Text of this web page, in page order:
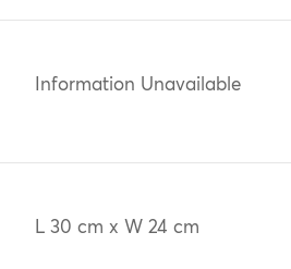
Information Unavailable
L 30 cm x W 24 cm